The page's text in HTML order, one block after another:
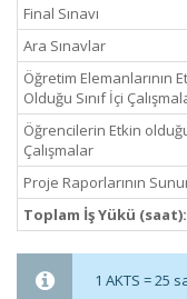
Final Sınavı
Ara Sınavlar
Öğretim Elemanlarının
Olduğu Sınıf İçi
Öğrencilerin Etkin olduğu
Çalışmalar
Proje Raporlarının
Toplam İş Yükü (saat):
1 AKTS = 25